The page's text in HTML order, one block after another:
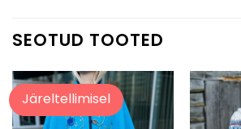
SEOTUD TOOTED
Järeltellimisel